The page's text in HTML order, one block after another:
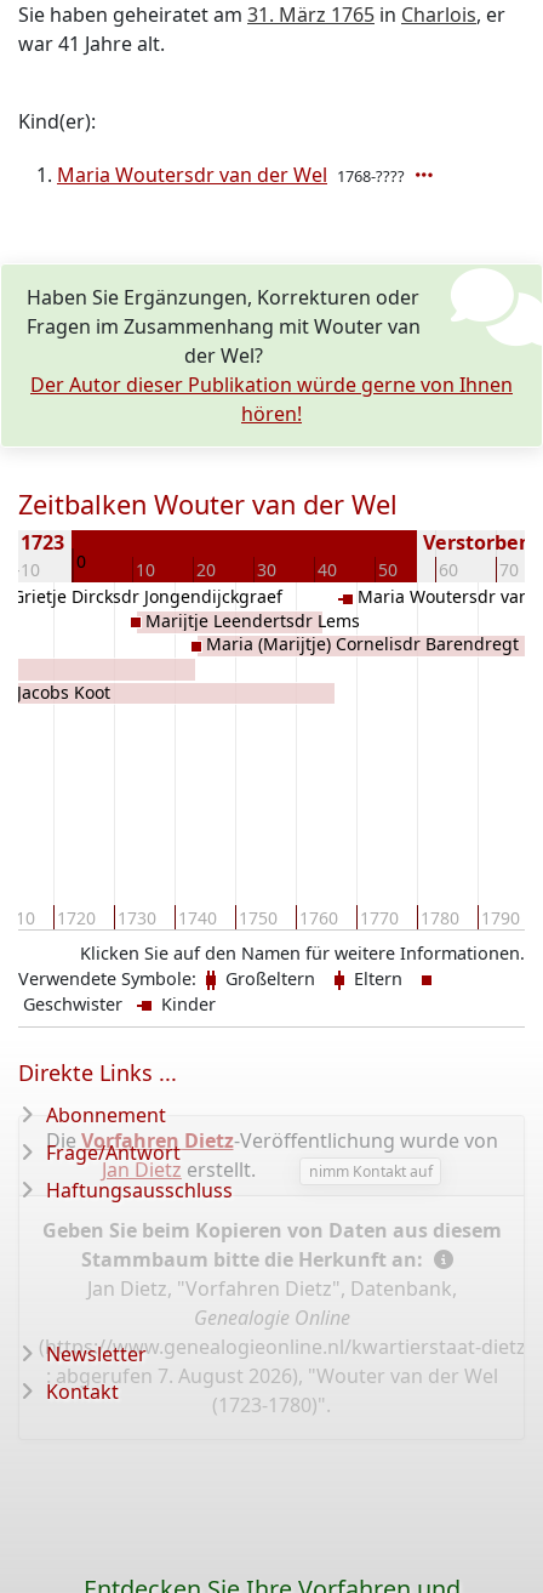
Sie haben geheiratet am 31. März 1765 in Charlois, er
war 41 Jahre alt.
Kind(er):
Maria Woutersdr van der Wel 1768-????
Haben Sie Ergänzungen, Korrekturen oder
Fragen im Zusammenhang mit Wouter van
der Wel?
Der Autor dieser Publikation würde gerne von Ihnen
hören!
Zeitbalken Wouter van der Wel
-10 0 10 20 30 40 50 60 70
1723 Verstorben
1720 1730 1740 1750 1760 1770 1780 1790
Jacobs Koot
Grietje Dircksdr Jongendijckgraef
Marijtje Leendertsdr Lems
Maria (Marijtje) Cornelisdr Barendregt
Maria Woutersdr van
Klicken Sie auf den Namen für weitere Informationen.
Verwendete Symbole:
Großeltern
Eltern
Geschwister
Kinder
Die Vorfahren Dietz-Veröffentlichung wurde von
Jan Dietz erstellt. nimm Kontakt auf
Geben Sie beim Kopieren von Daten aus diesem
Stammbaum bitte die Herkunft an:
Jan Dietz, "Vorfahren Dietz", Datenbank,
Genealogie Online
(https://www.genealogieonline.nl/kwartierstaat-dietz/
: abgerufen 7. August 2026), "Wouter van der Wel
(1723-1780)".
Direkte Links ...
Abonnement
Frage/Antwort
Haftungsausschluss
Newsletter
Kontakt